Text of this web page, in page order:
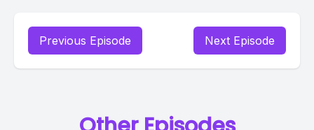
Previous Episode Next Episode